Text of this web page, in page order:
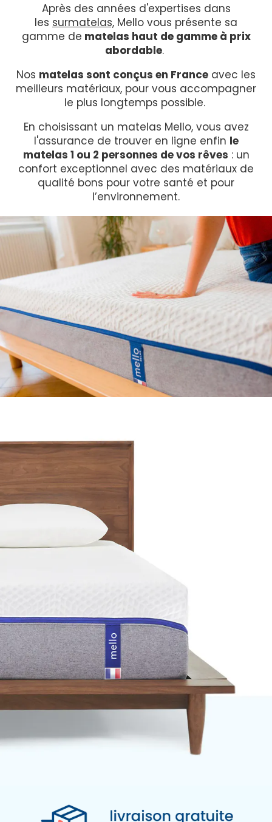
Après des années d'expertises dans
les surmatelas, Mello vous présente sa
gamme de matelas haut de gamme à prix
abordable.
Nos matelas sont conçus en France avec les
meilleurs matériaux, pour vous accompagner
le plus longtemps possible.
En choisissant un matelas Mello, vous avez
l'assurance de trouver en ligne enfin le
matelas 1 ou 2 personnes de vos rêves : un
confort exceptionnel avec des matériaux de
qualité bons pour votre santé et pour
l’environnement.